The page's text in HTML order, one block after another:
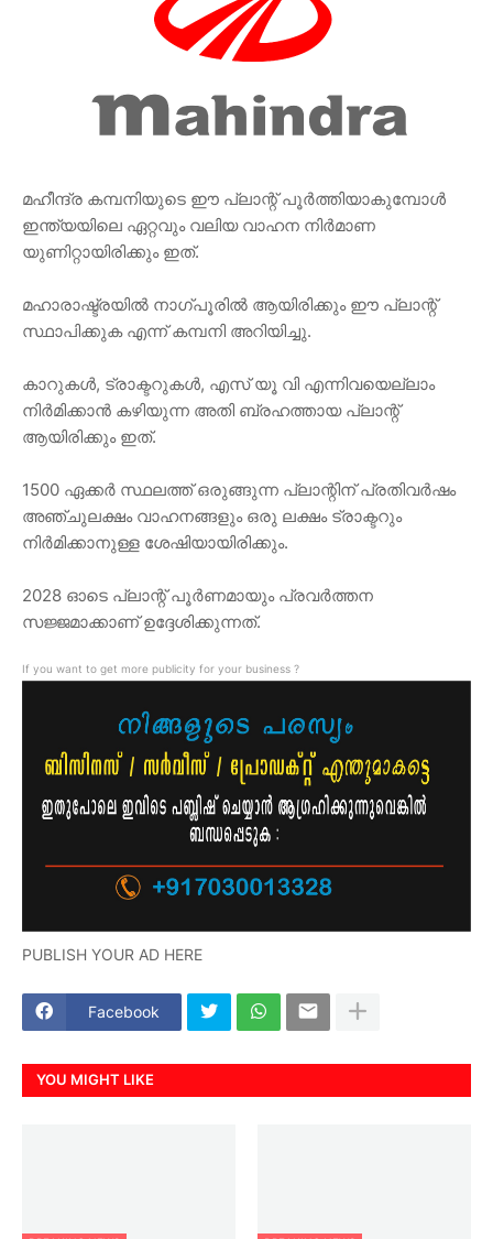
മഹീന്ദ്ര കമ്പനിയുടെ ഈ പ്ലാന്റ് പൂർത്തിയാകുമ്പോൾ
ഇന്ത്യയിലെ ഏറ്റവും വലിയ വാഹന നിർമാണ
യുണിറ്റായിരിക്കും ഇത്.
മഹാരാഷ്ട്രയിൽ നാഗ്പൂരിൽ ആയിരിക്കും ഈ പ്ലാന്റ്
സ്ഥാപിക്കുക എന്ന് കമ്പനി അറിയിച്ചു.
കാറുകൾ, ട്രാക്ടറുകൾ, എസ് യൂ വി എന്നിവയെല്ലാം
നിർമിക്കാൻ കഴിയുന്ന അതി ബ്രഹത്തായ പ്ലാന്റ്
ആയിരിക്കും ഇത്.
1500 ഏക്കർ സ്ഥലത്ത് ഒരുങ്ങുന്ന പ്ലാന്റിന് പ്രതിവർഷം
അഞ്ചുലക്ഷം വാഹനങ്ങളും ഒരു ലക്ഷം ട്രാക്ടറും
നിർമിക്കാനുള്ള ശേഷിയായിരിക്കും.
2028 ഓടെ പ്ലാന്റ് പൂർണമായും പ്രവർത്തന
സജ്ജമാക്കാണ് ഉദ്ദേശിക്കുന്നത്.
If you want to get more publicity for your business ?
PUBLISH YOUR AD HERE
Facebook
YOU MIGHT LIKE